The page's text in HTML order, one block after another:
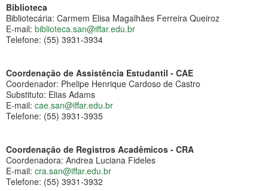
Biblioteca
Bibliotecária: Carmem Elisa Magalhães Ferreira Queiroz
E-mail: biblioteca.san@iffar.edu.br
Telefone: (55) 3931-3934
Coordenação de Assistência Estudantil - CAE
Coordenador: Phelipe Henrique Cardoso de Castro
Substituto: Elias Adams
E-mail: cae.san@iffar.edu.br
Telefone: (55) 3931-3935
Coordenação de Registros Acadêmicos - CRA
Coordenadora: Andrea Luciana Fideles
E-mail: cra.san@iffar.edu.br
Telefone: (55) 3931-3932